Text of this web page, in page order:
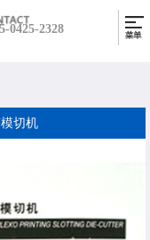
0425-2328
切机